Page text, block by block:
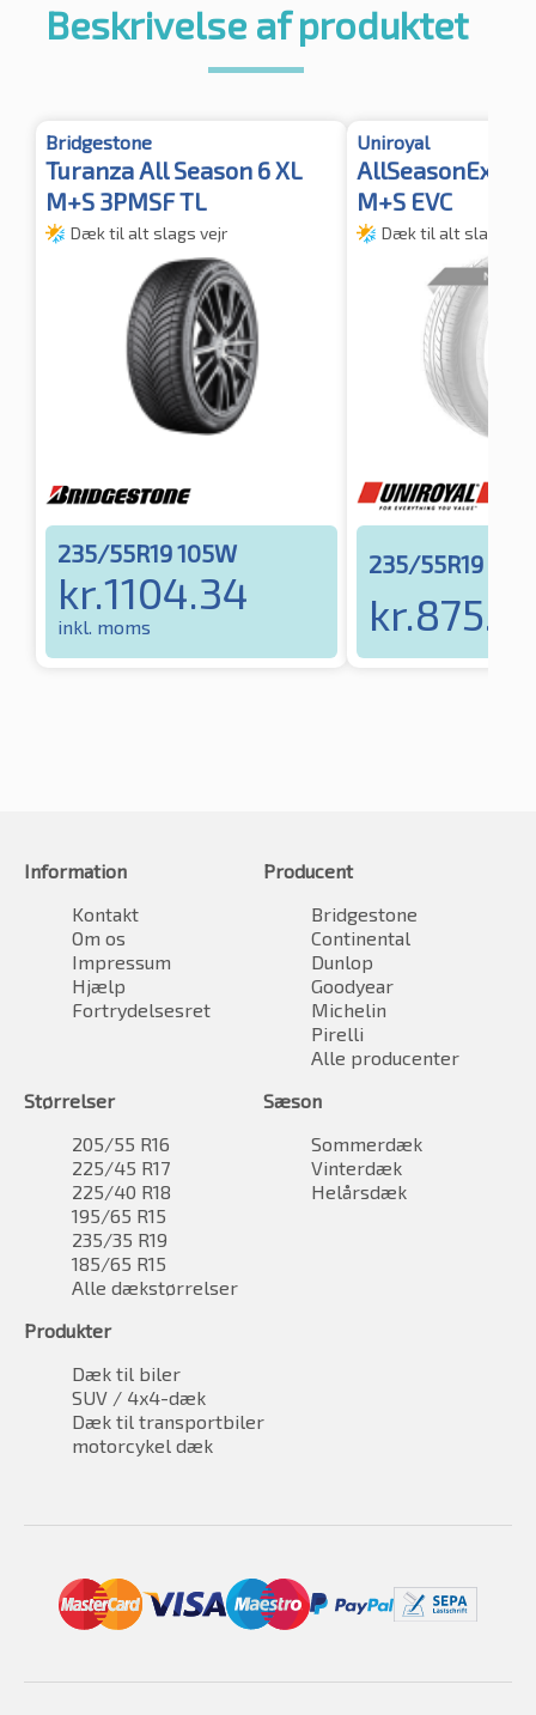
Beskrivelse af produktet
Bridgestone
Turanza All Season 6 XL
M+S 3PMSF TL
Dæk til alt slags vejr
235/55R19 105W
kr.1104.34
inkl. moms
Uniroyal
M+S EVC
Dæk til alt slags
235/55R19 101T
kr.
Information
Kontakt
Om os
Impressum
Hjælp
Fortrydelsesret
Producent
Bridgestone
Continental
Dunlop
Goodyear
Michelin
Pirelli
Alle producenter
Størrelser
205/55 R16
225/45 R17
225/40 R18
195/65 R15
235/35 R19
185/65 R15
Alle dækstørrelser
Sæson
Sommerdæk
Vinterdæk
Helårsdæk
Produkter
Dæk til biler
SUV / 4x4-dæk
Dæk til transportbiler
motorcykel dæk